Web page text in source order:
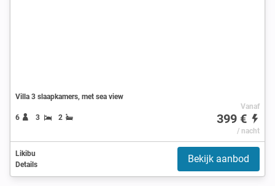
Villa 3 slaapkamers, met sea view
6 3 2
Vanaf
399 €
/ nacht
Likibu
Details
Bekijk aanbod